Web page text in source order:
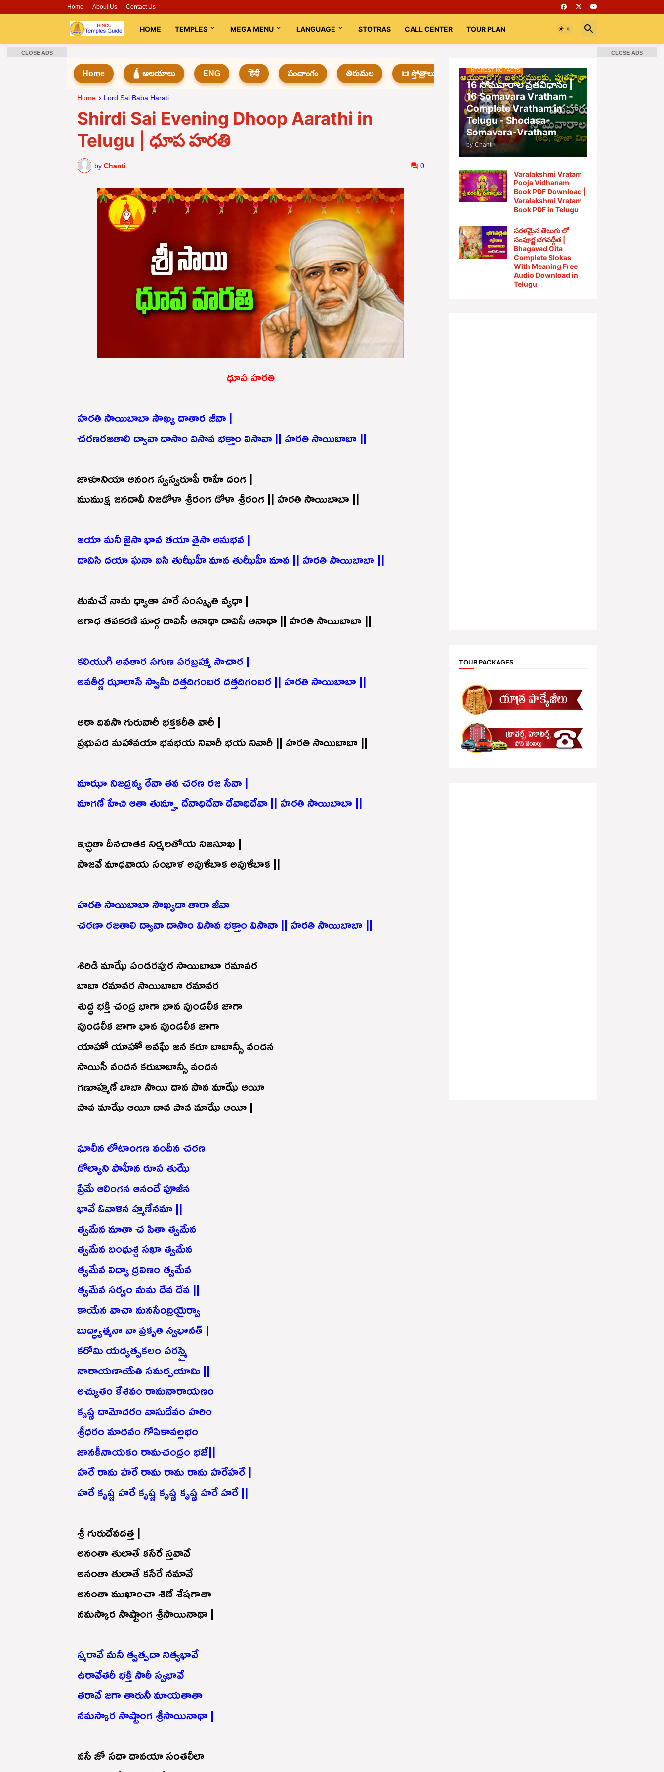
Home About Us Contact Us
HOME TEMPLES MEGA MENU LANGUAGE STOTRAS CALL CENTER TOUR PLAN
Home 🛕 ఆలయాలు ENG हिंदी పంచాంగం తిరుమల 📜 స్తోత్రాలు 📚 Books Rooms భగవద్గీత
Home Lord Sai Baba Harati
Shirdi Sai Evening Dhoop Aarathi in
Telugu | ధూప హరతి
by Chanti 0
ధూప హరతి
హరతి సాయిబాబా సౌఖ్య దాతార జీవా |
చరణరజతాలి ద్యావా దాసాం విసావ భక్తాం విసావా || హరతి సాయిబాబా ||
జాళూనియా ఆనంగ స్వస్వరూపీ రాహే దంగ |
ముముక్ష జనదావీ నిజడోళా శ్రీరంగ డోళా శ్రీరంగ || హరతి సాయిబాబా ||
జయా మనీ జైసా భావ తయా తైసా అనుభవ |
దావిసి దయా ఘనా ఐసి తుఝీహీ మావ తుఝీహీ మావ || హరతి సాయిబాబా ||
తుమచే నామ ధ్యాతా హరే సంస్కృతి వ్యధా |
అగాధ తవకరణి మార్గ దావిసీ ఆనాథా దావిసీ ఆనాథా || హరతి సాయిబాబా ||
కలియుగి అవతార సగుణ పరబ్రహ్మా సాచార |
అవతీర్ణ ఝాలాసే స్వామీ దత్తదిగంబర దత్తదిగంబర || హరతి సాయిబాబా ||
ఆఠా దివసా గురువారీ భక్తకరీతి వారీ |
ప్రభుపద మహావయా భవభయ నివారీ భయ నివారీ || హరతి సాయిబాబా ||
మాఝా నిజద్రవ్య ఠేవా తవ చరణ రజ సేవా |
మాగణే హేచి ఆతా తుమ్హా దేవాధిదేవా దేవాధిదేవా || హరతి సాయిబాబా ||
ఇచ్ఛితా దీనచాతక నిర్మలతోయ నిజసూఖ |
పాజవే మాధవాయ సంభాళ అపుళీబాక అపుళీబాక ||
హరతి సాయిబాబా సౌఖ్యదా తారా జీవా
చరణా రజతాలి ద్యావా దాసాం విసావ భక్తాం విసావా || హరతి సాయిబాబా ||
శిరిడి మాఝే పండరపుర సాయిబాబా రమావర
బాబా రమావర సాయిబాబా రమావర
శుద్ధ భక్తి చంద్ర భాగా భావ పుండలీక జాగా
పుండలీక జాగా భావ పుండలీక జాగా
యాహో యాహో అవఘే జన కరూ బాబాన్సీ వందన
సాయిసీ వందన కరుబాబాన్సీ వందన
గణూహ్మణే బాబా సాయి దావ పావ మాఝే ఆయీ
పావ మాఝే ఆయీ దావ పావ మాఝే ఆయీ |
ఘాలీన లోటాంగణ వందీన చరణ
డోల్యాని పాహీన రూప తుఝే
ప్రేమే ఆలింగన ఆనందే పూజీన
భావే ఓవాళిన హ్మణేనమా ||
త్వమేవ మాతా చ పితా త్వమేవ
త్వమేవ బంధుశ్చ సఖా త్వమేవ
త్వమేవ విద్యా ద్రవిణం త్వమేవ
త్వమేవ సర్వం మమ దేవ దేవ ||
కాయేన వాచా మనసేంద్రియైర్వా
బుద్ధ్యాత్మనా వా ప్రకృతి స్వభావత్ |
కరోమి యద్యత్సకలం పరస్మై
నారాయణాయేతి సమర్పయామి ||
అచ్యుతం కేశవం రామనారాయణం
కృష్ణ దామోదరం వాసుదేవం హరిం
శ్రీధరం మాధవం గోపికావల్లభం
జానకీనాయకం రామచంద్రం భజే||
హరే రామ హరే రామ రామ రామ హరేహరే |
హరే కృష్ణ హరే కృష్ణ కృష్ణ కృష్ణ హరే హరే ||
శ్రీ గురుదేవదత్త |
అనంతా తులాతే కసేరే స్తవావే
అనంతా తులాతే కసేరే నమావే
అనంతా ముఖాంచా శిణే శేషగాతా
నమస్కార సాష్టాంగ శ్రీసాయినాథా |
స్మరావే మనీ త్వత్పదా నిత్యభావే
ఉరావేతరీ భక్తి సాఠీ స్వభావే
తరావే జగా తారునీ మాయతాతా
నమస్కార సాష్టాంగ శ్రీసాయినాథా |
వసే జో సదా దావయా సంతలీలా
INTERESTING FACTS
16 సోమవారాల వ్రతవిధానం |
16 Somavara Vratham -
Complete Vratham in
Telugu - Shodasa-
Somavara-Vratham
by Chanti
Varalakshmi Vratam
Pooja Vidhanam
Book PDF Download |
Varalakshmi Vratam
Book PDF in Telugu
సరళమైన తెలుగు లో
సంపూర్ణ భగవద్గీత |
Bhagavad Gita
Complete Slokas
With Meaning Free
Audio Download in
Telugu
TOUR PACKAGES
CLOSE ADS CLOSE ADS